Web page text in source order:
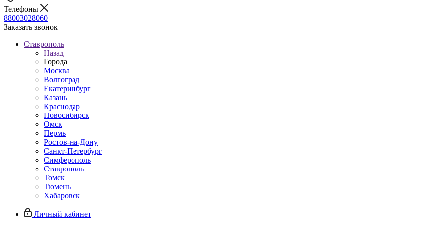
Телефоны
88003028060
Заказать звонок
Ставрополь
Назад
Города
Москва
Волгоград
Екатеринбург
Казань
Краснодар
Новосибирск
Омск
Пермь
Ростов-на-Дону
Санкт-Петербург
Симферополь
Ставрополь
Томск
Тюмень
Хабаровск
Личный кабинет